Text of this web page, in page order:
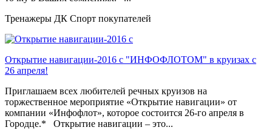
Тренажеры ДК Спорт покупателей
Открытие навигации-2016 с "ИНФОФЛОТОМ" в круизах с
26 апреля!
Приглашаем всех любителей речных круизов на
торжественное мероприятие «Открытие навигации» от
компании «Инфофлот», которое состоится 26-го апреля в
Городце.* Открытие навигации – это...